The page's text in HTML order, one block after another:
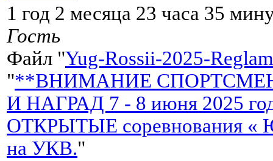
1 год 2 месяца 23 часа 35
Гость
Файл "Yug-Rossii-2025-
"**ВНИМАНИЕ
И НАГРАД 7 - 8 июня 2025
ОТКРЫТЫЕ соревнования «
на УКВ."